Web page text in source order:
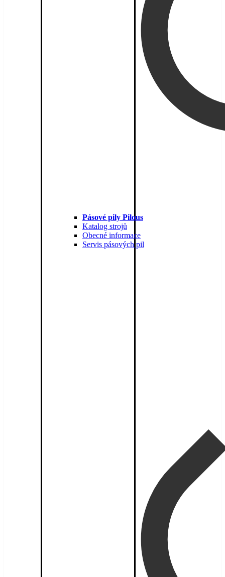
Pásové pily Pilous
Katalog strojů
Obecné informace
Servis pásových pil